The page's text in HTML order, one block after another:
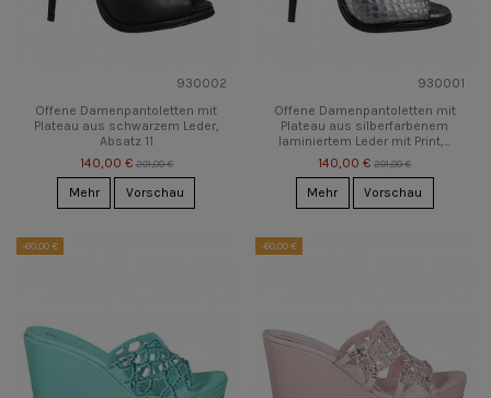
930002
Offene Damenpantoletten mit
Plateau aus schwarzem Leder,
Absatz 11
140,00 € 201,00 €
Mehr Vorschau
930001
Offene Damenpantoletten mit
Plateau aus silberfarbenem
laminiertem Leder mit Print,...
140,00 € 201,00 €
Mehr Vorschau
-60,00 € -60,00 €